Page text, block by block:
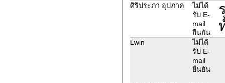
ศิริประภา อุปภาค
ไม่ได้
รับ E-
mail
ยืนยัน
Lwin
ไม่ได้
รับ E-
mail
ยืนยัน